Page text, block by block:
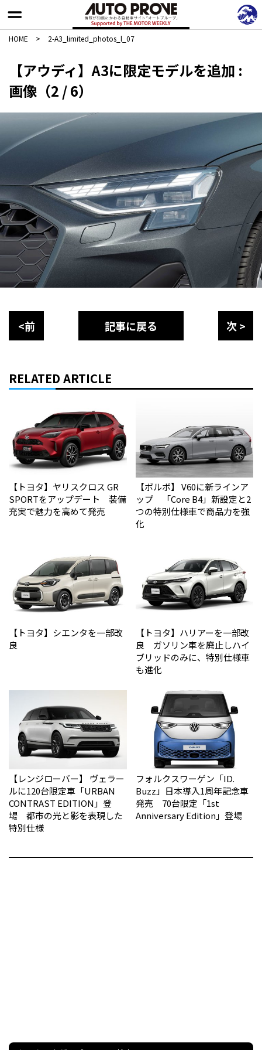
HOME > 2-A3_limited_photos_l_07
【アウディ】A3に限定モデルを追加 :
画像（2 / 6）
<前 記事に戻る 次 >
RELATED ARTICLE
【トヨタ】ヤリスクロス GR
SPORTをアップデート 装備
充実で魅力を高めて発売
【ボルボ】 V60に新ラインア
ップ 「Core B4」新設定と2
つの特別仕様車で商品力を強
化
【トヨタ】シエンタを一部改
良
【トヨタ】ハリアーを一部改
良 ガソリン車を廃止しハイ
ブリッドのみに、特別仕様車
も進化
【レンジローバー】 ヴェラー
ルに120台限定車「URBAN
CONTRAST EDITION」登
場 都市の光と影を表現した
特別仕様
フォルクスワーゲン「ID.
Buzz」日本導入1周年記念車
発売 70台限定「1st
Anniversary Edition」登場